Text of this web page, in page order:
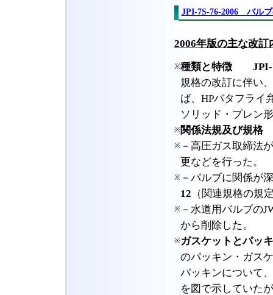
JPI-7S-76-2006 バル
2006年版の主な改訂
※種類と特徴
JPI-
規格の改訂に伴い
ば、HPバタフライ
ソリッド・プレン
※関係法規及び規格
※－高圧ガス取締法
更などを行った。
※－バルブに関係が
12 （関連規格の規
※－水道用バルブの
から削除した。
※ガスケットとパッ
のパッキン・ガス
パッキンについて
を図で示していた